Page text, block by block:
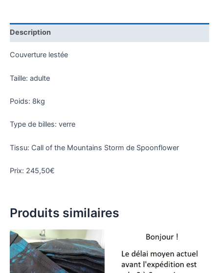
Description
Couverture lestée
Taille: adulte
Poids: 8kg
Type de billes: verre
Tissu: Call of the Mountains Storm de Spoonflower
Prix: 245,50€
Produits similaires